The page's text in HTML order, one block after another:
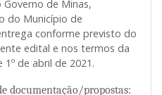
de Minas,
do Município de
conforme previsto do
edital e nos termos da
1º de abril de 2021.
documentação/propostas: